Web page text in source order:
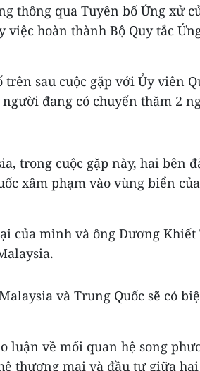
thông qua Tuyên bố Ứng xử
việc hoàn thành Bộ Quy tắc
sau cuộc gặp với Ủy viên
đang có chuyến thăm 2
trong cuộc gặp này, hai bên
xâm phạm vào vùng biển của
của mình và ông Dương Khiết
và Trung Quốc sẽ có
luận về mối quan hệ song
thương mại và đầu tư giữa